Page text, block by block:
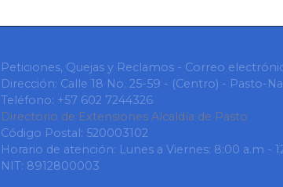
Peticiones, Quejas y Reclamos - Correo
Dirección: Calle 18 No. 25-59 - (Centro) - Pasto-
Teléfono: +57 602 7244326
Directorio de Extensiones Alcaldía de Pasto
Código Postal: 520003102
Horario de atención: Lunes a Viernes: 8:00 a.m -
NIT: 8912800003